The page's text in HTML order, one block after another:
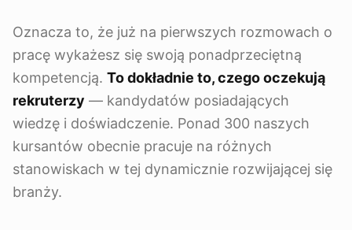
Oznacza to, że już na pierwszych rozmowach o
pracę wykażesz się swoją ponadprzeciętną
kompetencją. To dokładnie to, czego oczekują
rekruterzy — kandydatów posiadających
wiedzę i doświadczenie. Ponad 300 naszych
kursantów obecnie pracuje na różnych
stanowiskach w tej dynamicznie rozwijającej się
branży.